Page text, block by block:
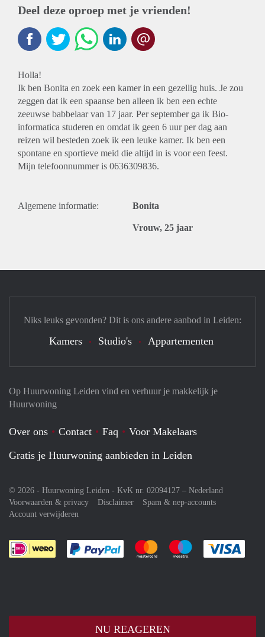
Deel deze oproep met je vrienden!
Holla!
Ik ben Bonita en zoek een kamer in een gezellig huis. Je zou
zeggen dat ik een spaanse ben alleen ik ben een echte
zeeuwse babbelaar van 17 jaar. Per september ga ik Bio-
informatica studeren en omdat ik geen 6 uur per dag aan
reizen wil besteden zoek ik een leuke kamer. Ik ben een
spontane en sportieve meid die altijd in is voor een feest.
Mijn telefoonnummer is 0636309836.
Algemene informatie: Bonita
Vrouw, 25 jaar
NU REAGEREN
Op Huurwoning Leiden vind en verhuur je makkelijk je
Huurwoning
Over ons Contact Faq
Voor Makelaars
Gratis je Huurwoning aanbieden in Leiden
© 2026 - Huurwoning Leiden - KvK nr. 02094127 – Nederland
Voorwaarden & privacy
Disclaimer
Spam & nep-accounts
Account verwijderen
Je rekent gemakkelijk af met Paypal
Je rekent gemakkelijk af met
Je rekent
Niks leuks gevonden? Dit is ons andere aanbod in Leiden:
Kamers Studio's Appartementen